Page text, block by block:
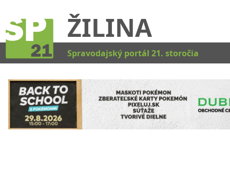
ŽILINA
Spravodajský portál 21. storočia